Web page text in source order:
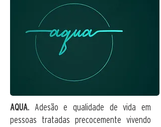
AQUA. Adesão e qualidade de vida em
pessoas tratadas precocemente vivendo